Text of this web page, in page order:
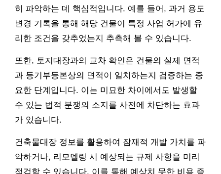
히 파악하는 데 핵심적입니다. 예를 들어, 과거 용도
변경 기록을 통해 해당 건물이 특정 사업 허가에 유
리한 조건을 갖추었는지 추측해 볼 수 있습니다.
또한, 토지대장과의 교차 확인은 건물의 실제 면적
과 등기부등본상의 면적이 일치하는지 검증하는 중
요한 단계입니다. 이는 미묘한 차이에서도 발생할
수 있는 법적 분쟁의 소지를 사전에 차단하는 효과
가 있습니다.
건축물대장 정보를 활용하여 잠재적 개발 가치를 파
악하거나, 리모델링 시 예상되는 규제 사항을 미리
점검할 수 있습니다. 이를 통해 예상치 못한 비용 증